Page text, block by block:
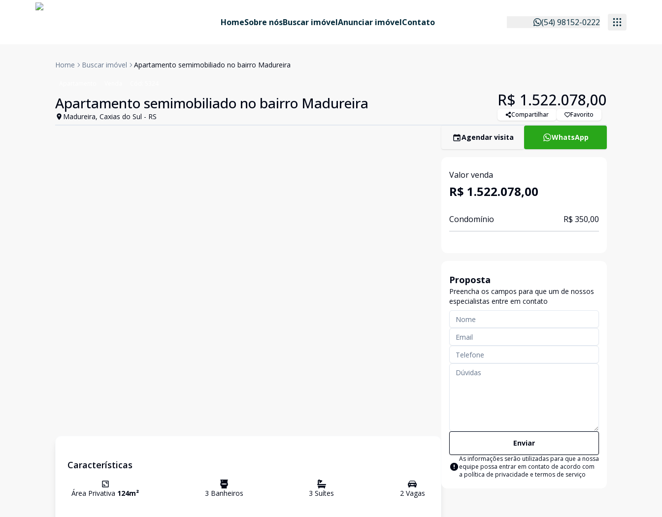
HomeSobre nósBuscar imóvelAnunciar imóvelContato (54) 98152-0222
Home Buscar imóvel Apartamento semimobiliado no bairro Madureira
Apartamento semimobiliado no bairro Madureira
Madureira, Caxias do Sul - RS
R$ 1.522.078,00
Compartilhar Favorito
Características
Área Privativa 124m² 3 Banheiros 3 Suítes 2Vagas
Agendar visita WhatsApp
Valor venda
R$ 1.522.078,00
Condomínio R$ 350,00
Proposta
Preencha os campos para que um de nossos
especialistas entre em contato
Enviar
As informações serão utilizadas para que a nossa
equipe possa entrar em contato de acordo com
a política de privacidade e termos de serviço